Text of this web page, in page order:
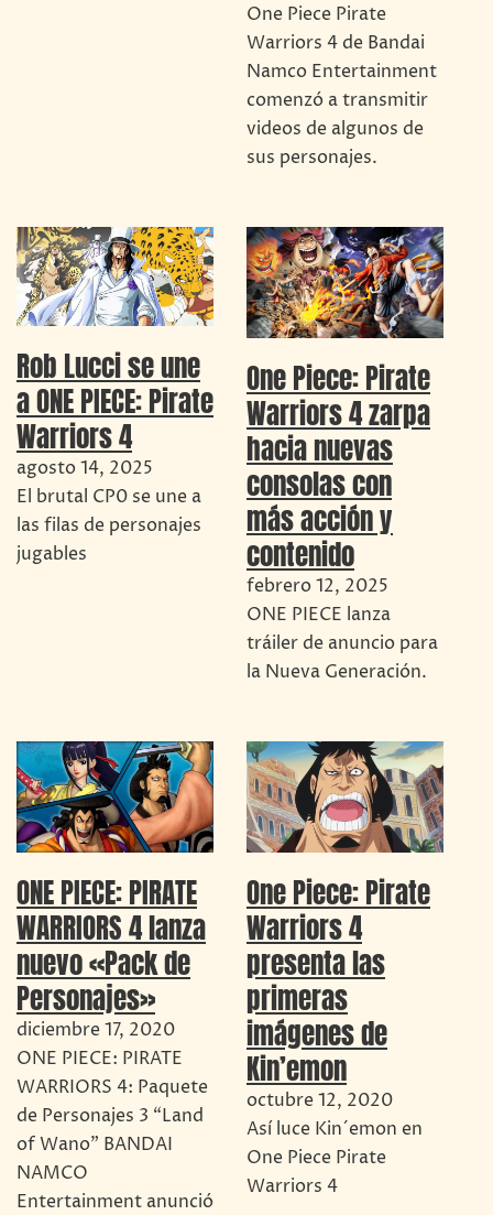
One Piece Pirate
Warriors 4 de Bandai
Namco Entertainment
comenzó a transmitir
videos de algunos de
sus personajes.
Rob Lucci se une
a ONE PIECE: Pirate
Warriors 4
agosto 14, 2025
El brutal CP0 se une a
las filas de personajes
jugables
One Piece: Pirate
Warriors 4 zarpa
hacia nuevas
consolas con
más acción y
contenido
febrero 12, 2025
ONE PIECE lanza
tráiler de anuncio para
la Nueva Generación.
ONE PIECE: PIRATE
WARRIORS 4 lanza
nuevo «Pack de
Personajes»
diciembre 17, 2020
ONE PIECE: PIRATE
WARRIORS 4: Paquete
de Personajes 3 “Land
of Wano” BANDAI
NAMCO
Entertainment anunció
One Piece: Pirate
Warriors 4
presenta las
primeras
imágenes de
Kin’emon
octubre 12, 2020
Así luce Kin´emon en
One Piece Pirate
Warriors 4